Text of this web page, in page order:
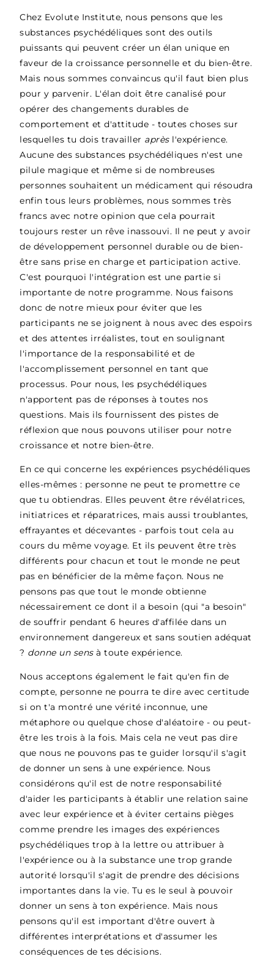
Chez Evolute Institute, nous pensons que les
substances psychédéliques sont des outils
puissants qui peuvent créer un élan unique en
faveur de la croissance personnelle et du bien-être.
Mais nous sommes convaincus qu'il faut bien plus
pour y parvenir. L'élan doit être canalisé pour
opérer des changements durables de
comportement et d'attitude - toutes choses sur
lesquelles tu dois travailler aprèsl'expérience.
Aucune des substances psychédéliques n'est une
pilule magique et même si de nombreuses
personnes souhaitent un médicament qui résoudra
enfin tous leurs problèmes, nous sommes très
francs avec notre opinion que cela pourrait
toujours rester un rêve inassouvi. Il ne peut y avoir
de développement personnel durable ou de bien-
être sans prise en charge et participation active.
C'est pourquoi l'intégration est une partie si
importante de notre programme. Nous faisons
donc de notre mieux pour éviter que les
participants ne se joignent à nous avec des espoirs
et des attentes irréalistes, tout en soulignant
l'importance de la responsabilité et de
l'accomplissement personnel en tant que
processus. Pour nous, les psychédéliques
n'apportent pas de réponses à toutes nos
questions. Mais ils fournissent des pistes de
réflexion que nous pouvons utiliser pour notre
croissance et notre bien-être.
En ce qui concerne les expériences psychédéliques
elles-mêmes : personne ne peut te promettre ce
que tu obtiendras. Elles peuvent être révélatrices,
initiatrices et réparatrices, mais aussi troublantes,
effrayantes et décevantes - parfois tout cela au
cours du même voyage. Et ils peuvent être très
différents pour chacun et tout le monde ne peut
pas en bénéficier de la même façon. Nous ne
pensons pas que tout le monde obtienne
nécessairement ce dont il a besoin (qui "a besoin"
de souffrir pendant 6 heures d'affilée dans un
environnement dangereux et sans soutien adéquat
? donne un sensà toute expérience.
Nous acceptons également le fait qu'en fin de
compte, personne ne pourra te dire avec certitude
si on t'a montré une vérité inconnue, une
métaphore ou quelque chose d'aléatoire - ou peut-
être les trois à la fois. Mais cela ne veut pas dire
que nous ne pouvons pas te guider lorsqu'il s'agit
de donner un sens à une expérience. Nous
considérons qu'il est de notre responsabilité
d'aider les participants à établir une relation saine
avec leur expérience et à éviter certains pièges
comme prendre les images des expériences
psychédéliques trop à la lettre ou attribuer à
l'expérience ou à la substance une trop grande
autorité lorsqu'il s'agit de prendre des décisions
importantes dans la vie. Tu es le seul à pouvoir
donner un sens à ton expérience. Mais nous
pensons qu'il est important d'être ouvert à
différentes interprétations et d'assumer les
conséquences de tes décisions.